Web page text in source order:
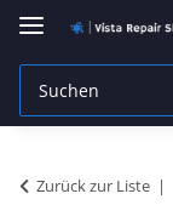
Zurück zur Liste